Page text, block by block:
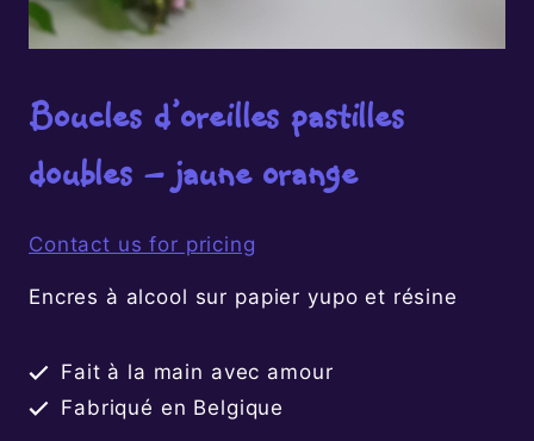
Boucles d’oreilles pastilles
doubles – jaune orange
Contact us for pricing
Encres à alcool sur papier yupo et résine
Fait à la main avec amour
Fabriqué en Belgique